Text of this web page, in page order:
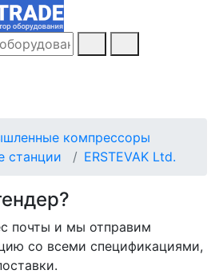
компрессоры
станции
ERSTEVAK Ltd.
почты и мы отправим
со всеми спецификациями,